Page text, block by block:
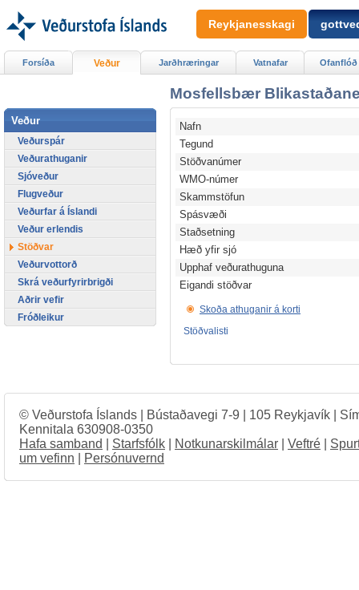
Mosfellsbær
Nafn
Tegund
Stöðvanúmer
WMO-númer
Skammstöfun
Spásvæði
Staðsetning
Hæð yfir sjó
Upphaf veðurathuguna
Eigandi stöðvar
Skoða athuganir á korti
Stöðvalisti
Forsíða Veður Jarðhræringar Vatnafar Ofanflóð
Veður
Veðurspár
Veðurathuganir
Sjóveður
Flugveður
Veðurfar á Íslandi
Veður erlendis
Stöðvar
Veðurvottorð
Skrá veðurfyrirbrigði
Aðrir vefir
Fróðleikur
Reykjanesskagi
© Veðurstofa Íslands | Bústaðavegi 7-9 | 105 Reykjavík |
Kennitala 630908-0350
Hafa samband
Starfsfólk Notkunarskilmálar Veftré
um vefinn
Persónuvernd